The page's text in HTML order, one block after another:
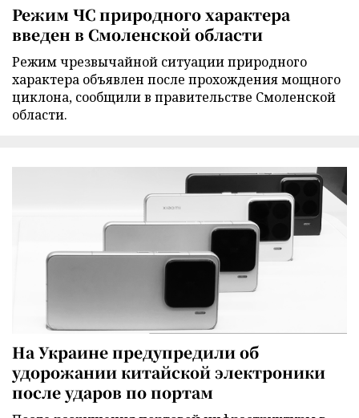
Режим ЧС природного характера
введен в Смоленской области
Режим чрезвычайной ситуации природного
характера объявлен после прохождения мощного
циклона, сообщили в правительстве Смоленской
области.
На Украине предупредили об
удорожании китайской электроники
после ударов по портам